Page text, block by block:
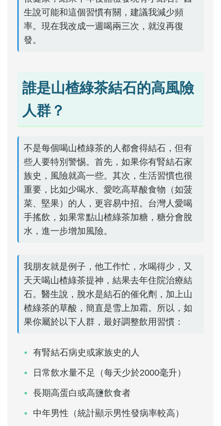
生說可能和這個習慣有關，建議我減少頻
率。現在我改成一週喝兩三次，就沒再復
發。
誰是山楂綠茶結石的高風險
人群？
不是每個喝山楂綠茶的人都會得結石，但有
些人要特別警惕。首先，如果你有腎結石家
族史，風險就高一些。其次，生活習慣也很
重要，比如少喝水、愛吃高草酸食物（如菠
菜、堅果）的人，更容易中招。台灣人愛喝
手搖飲，如果常點山楂綠茶加糖，糖分會脫
水，進一步增加風險。
我朋友就是例子，他工作忙，水喝得少，又
天天喝山楂綠茶提神，結果去年住院治療結
石。醫生說，脫水是結石的催化劑，加上山
楂綠茶的草酸，簡直是雪上加霜。所以，如
果你屬於以下人群，最好調整飲用習慣：
有腎結石病史或家族史的人
日常飲水量不足（每天少於2000毫升）
長期高蛋白或高鹽飲食者
中年男性（統計顯示男性發病率較高）